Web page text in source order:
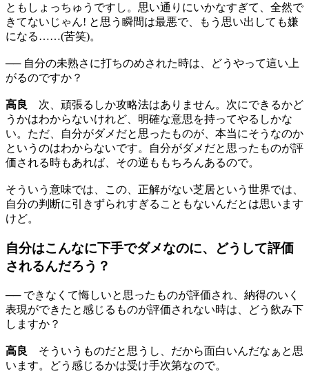
ともしょっちゅうですし。思い通りにいかなすぎて、全然で
きてないじゃん! と思う瞬間は最悪で、もう思い出しても嫌
になる……(苦笑)。
── 自分の未熟さに打ちのめされた時は、どうやって這い上
がるのですか？
高良
次、頑張るしか攻略法はありません。次にできるかど
うかはわからないけれど、明確な意思を持ってやるしかな
い。ただ、自分がダメだと思ったものが、本当にそうなのか
というのはわからないです。自分がダメだと思ったものが評
価される時もあれば、その逆ももちろんあるので。
そういう意味では、この、正解がない芝居という世界では、
自分の判断に引きずられすぎることもないんだとは思います
けど。
自分はこんなに下手でダメなのに、どうして評価
されるんだろう？
── できなくて悔しいと思ったものが評価され、納得のいく
表現ができたと感じるものが評価されない時は、どう飲み下
しますか？
高良
そういうものだと思うし、だから面白いんだなぁと思
います。どう感じるかは受け手次第なので。